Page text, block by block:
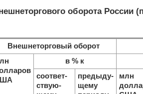
оборота России
Внешнеторговый оборот
в % к
соответ-
ствую-
предыду-
щему
млн